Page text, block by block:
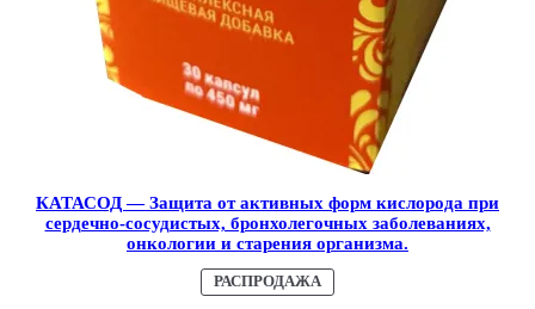
КАТАСОД — Защита от активных форм кислорода при
сердечно-сосудистых, бронхолегочных заболеваниях,
онкологии и старения организма.
РАСПРОДАЖАПРОДАВАЕМЫЙ
ТОВАР